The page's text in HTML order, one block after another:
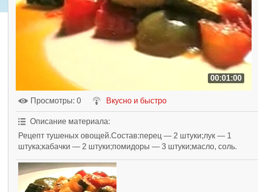
00:01:00
Просмотры: 0 Вкусно и быстро
Описание материала:
Рецепт тушеных овощей.Состав:перец — 2 штуки;лук — 1
штука;кабачки — 2 штуки;помидоры — 3 штуки;масло, соль.